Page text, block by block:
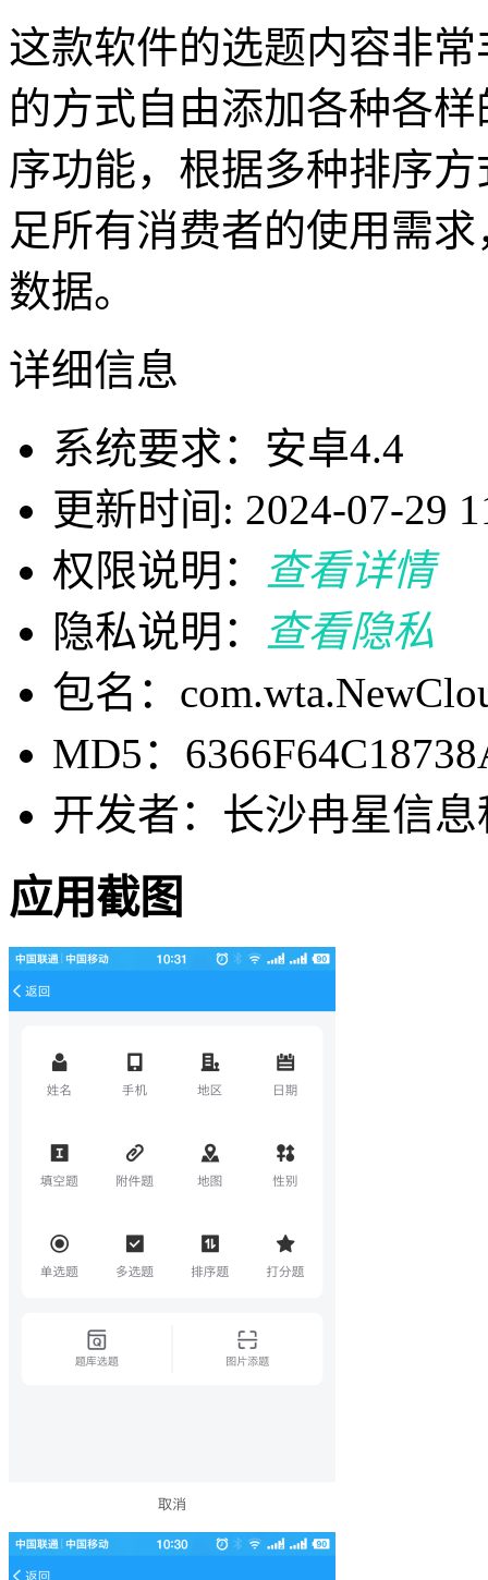
这款软件的选题内容非
的方式自由添加各种各
序功能，根据多种排序
足所有消费者的使用需
数据。
详细信息
系统要求：安卓4.4
更新时间: 2024-07-29
权限说明：
查看详情
隐私说明：
查看隐私
包名：
MD5：
开发者：长沙冉星信
应用截图